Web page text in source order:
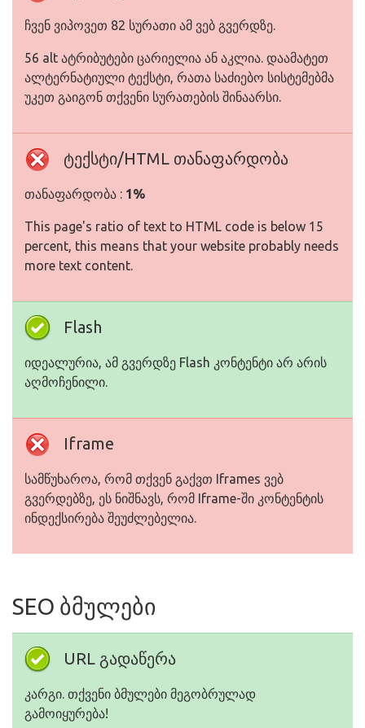
ჩვენ ვიპოვეთ 82 სურათი ამ ვებ გვერდზე.
56 alt ატრიბუტები ცარიელია ან აკლია. დაამატეთ
ალტერნატიული ტექსტი, რათა საძიებო სისტემებმა
უკეთ გაიგონ თქვენი სურათების შინაარსი.
ტექსტი/HTML თანაფარდობა
თანაფარდობა : 1%
This page's ratio of text to HTML code is below 15
percent, this means that your website probably needs
more text content.
Flash
იდეალურია, ამ გვერდზე Flash კონტენტი არ არის
აღმოჩენილი.
Iframe
სამწუხაროა, რომ თქვენ გაქვთ Iframes ვებ
გვერდებზე, ეს ნიშნავს, რომ Iframe-ში კონტენტის
ინდექსირება შეუძლებელია.
SEO ბმულები
URL გადაწერა
კარგი. თქვენი ბმულები მეგობრულად
გამოიყურება!